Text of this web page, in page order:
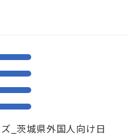
_茨城県外国人向け日